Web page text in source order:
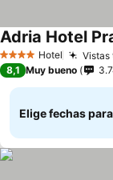
4 EstrellasHotel Vistas
Adria Hotel
8,1 Muy bueno
Elige fechas